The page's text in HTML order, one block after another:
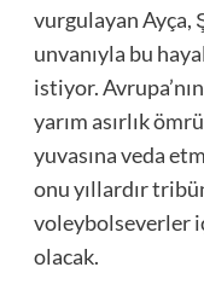
vurgulayan Ayça,
unvanıyla bu
istiyor.
yarım asırlık
yuvasına veda
onu yıllardır
voleybolseverler
olacak.